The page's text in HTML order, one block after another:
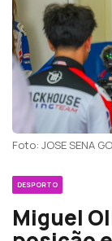
Foto: JOSE SENA
DESPORTO
Miguel